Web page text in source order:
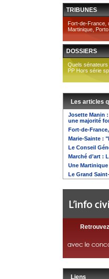
TRIBUNES
Fort-de-France,
Martinique,
DOSSIERS
Quels sénateurs
PP Hors série
Les articles
Josette Manin
une majorité
Fort-de-
Marie-Sainte :
Le Conseil
Marché d’art :
Une
Le Grand
Liens